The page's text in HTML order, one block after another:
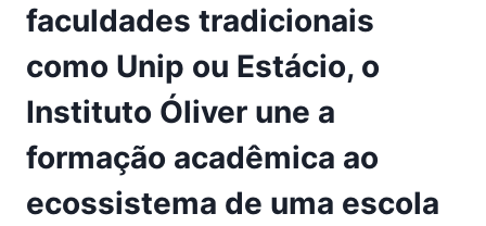
faculdades tradicionais
como Unip ou Estácio, o
Instituto Óliver une a
formação acadêmica ao
ecossistema de uma escola